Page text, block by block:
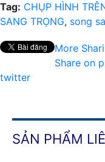
Tag: CHỤP HÌNH
SANG TRỌNG, song
More
Share on
twitter
SẢN PHẨM